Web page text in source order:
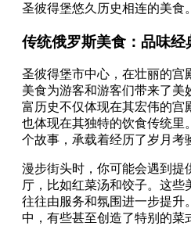
圣彼得堡悠久历史相连的美食。
传统俄罗斯美食：品味经
圣彼得堡市中心，在壮丽的宫
美食为游客和游客们带来了美
富历史不仅体现在其宏伟的宫
也体现在其独特的饮食传统里
个故事，承载着经历了岁月考
漫步街头时，你可能会遇到提
厅，比如红菜汤和饺子。这些
往往由服务和氛围进一步提升
中，有些甚至创造了特别的菜